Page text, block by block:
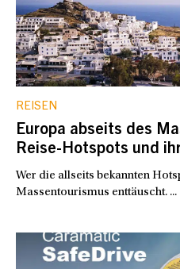
REISEN
Europa abseits des
Reise-Hotspots und
Wer die allseits bekannten
Massentourismus enttäuscht. ...